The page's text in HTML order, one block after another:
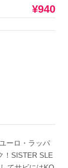
¥940
ーロ・ラッパ
！SISTER SLE